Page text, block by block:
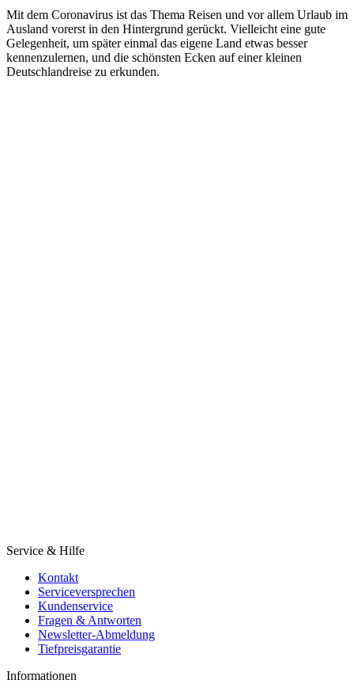
Mit dem Coronavirus ist das Thema Reisen und vor allem Urlaub im
Ausland vorerst in den Hintergrund gerückt. Vielleicht eine gute
Gelegenheit, um später einmal das eigene Land etwas besser
kennenzulernen, und die schönsten Ecken auf einer kleinen
Deutschlandreise zu erkunden.
Service & Hilfe
Kontakt
Serviceversprechen
Kundenservice
Fragen & Antworten
Newsletter-Abmeldung
Tiefpreisgarantie
Informationen